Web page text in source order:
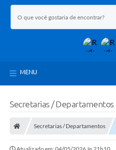
MENU
Secretarias / Departamentos
Secretarias / Departamentos